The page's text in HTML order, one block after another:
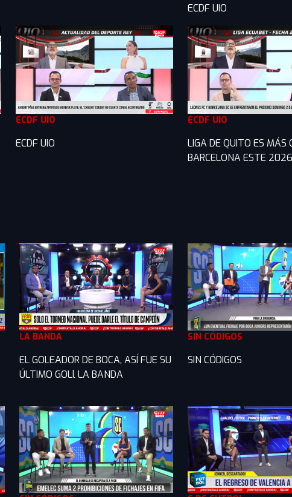
ECDF UIO
ECDF UIO
ECDF UIO
ECDF UIO
LIGA DE QUITO ES MÁS
BARCELONA ESTE
LA BANDA
EL GOLEADOR DE BOCA, ASÍ FUE SU
ÚLTIMO GOLl LA BANDA
SIN CÓDIGOS
SIN CÓDIGOS